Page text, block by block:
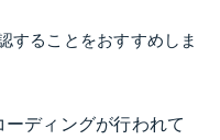
することをおすすめしま
ディングが行われて